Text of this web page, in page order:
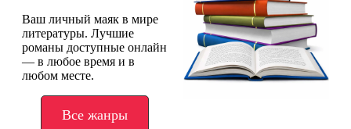
Ваш личный маяк в мире
литературы. Лучшие
романы доступные онлайн
— в любое время и в
любом месте.
Все жанры